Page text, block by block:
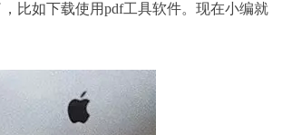
比如下载使用pdf工具软件。现在小编就